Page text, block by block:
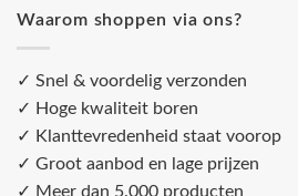
Waarom shoppen via ons?
✓ Snel & voordelig verzonden
✓ Hoge kwaliteit boren
✓ Klanttevredenheid staat voorop
✓ Groot aanbod en lage prijzen
✓ Meer dan 5.000 producten